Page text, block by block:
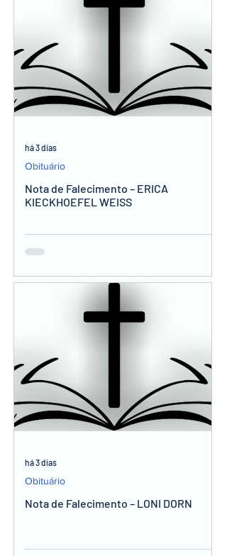
Nota de Falecimento – ERICA
KIECKHOEFEL WEISS
Obituário
há 3 dias
Nota de Falecimento – LONI DORN
Obituário
há 3 dias